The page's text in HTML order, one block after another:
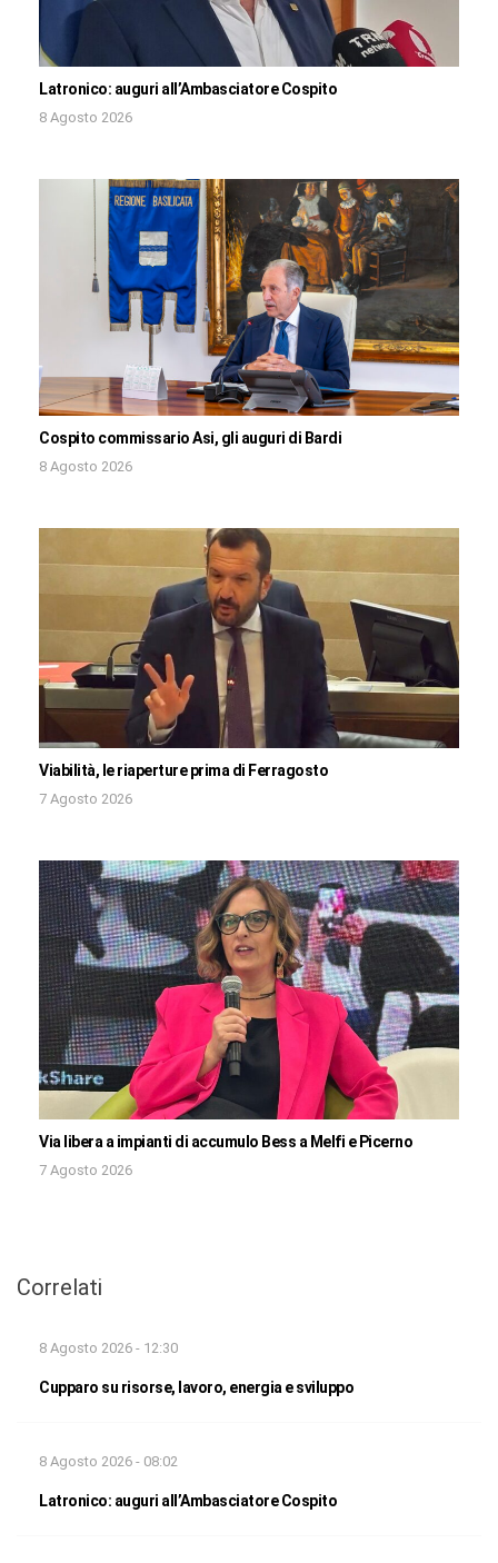
Latronico: auguri all’Ambasciatore Cospito
8 Agosto 2026
Cospito commissario Asi, gli auguri di Bardi
8 Agosto 2026
Viabilità, le riaperture prima di Ferragosto
7 Agosto 2026
Via libera a impianti di accumulo Bess a Melfi e Picerno
7 Agosto 2026
Correlati
8 Agosto 2026 - 12:30
Cupparo su risorse, lavoro, energia e sviluppo
8 Agosto 2026 - 08:02
Latronico: auguri all’Ambasciatore Cospito